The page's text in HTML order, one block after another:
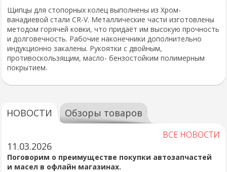
Щипцы для стопорных колец выполнены из Хром-
ванадиевой стали CR-V. Металлические части изготовлены
методом горячей ковки, что придаёт им высокую прочность
и долговечность. Рабочие наконечники дополнительно
индукционно закалены. Рукоятки с двойным,
противоскользящим, масло- бензостойким полимерным
покрытием.
НОВОСТИ Обзоры товаров
ВСЕ НОВОСТИ
11.03.2026
Поговорим о преимуществе покупки автозапчастей
и масел в офлайн магазинах.